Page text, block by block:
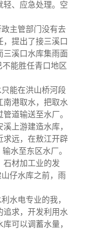
轻、应急处理。空
主管部门没有去
，提出了接三溪口
三溪口水库集雨面
能胜任青口地区
能在洪山桥河段
南港取水，把取水
道输送至水厂。
上游建造水库，
求远，在敖江开辟
水至东区水厂。
石材加工业的发
仔水库之前，雨
水电专业的我，
追求，开发利用水
可以调蓄水量，